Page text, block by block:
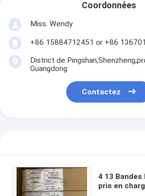
Coordonnées
Miss. Wendy
+86 15884712451 or +86
District de
Guangdong
Contactez
4 13 Bandes
pris en